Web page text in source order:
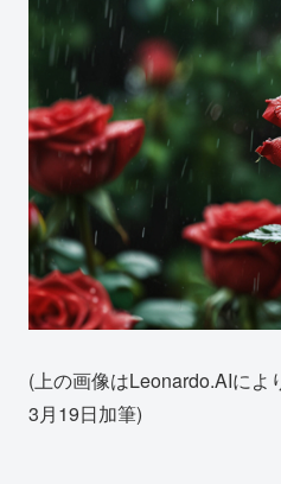
(上の画像はLeonardo.AIに
3月19日加筆)